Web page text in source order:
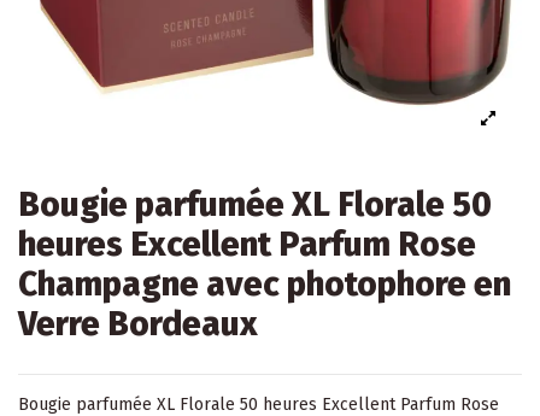
Bougie parfumée XL Florale 50
heures Excellent Parfum Rose
Champagne avec photophore en
Verre Bordeaux
Bougie parfumée XL Florale 50 heures Excellent Parfum Rose